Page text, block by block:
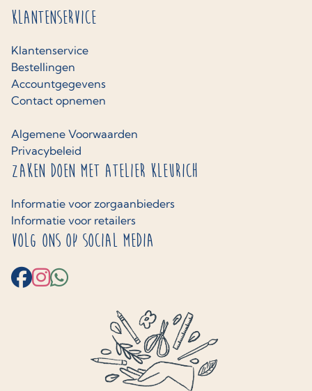
Klantenservice
Klantenservice
Bestellingen
Accountgegevens
Contact opnemen
Algemene Voorwaarden
Privacybeleid
Zaken doen met Atelier Kleurich
Informatie voor zorgaanbieders
Informatie voor retailers
Volg ons op social media